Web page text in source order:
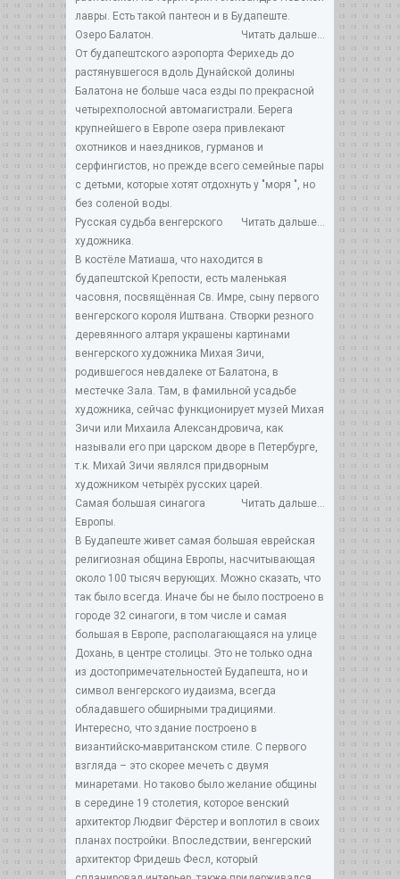
лавры. Есть такой пантеон и в Будапеште.
Читать дальше...
Озеро Балатон.
От будапештского аэропорта Ферихедь до
растянувшегося вдоль Дунайской долины
Балатона не больше часа езды по прекрасной
четырехполосной автомагистрали. Берега
крупнейшего в Европе озера привлекают
охотников и наездников, гурманов и
серфингистов, но прежде всего семейные пары
с детьми, которые хотят отдохнуть у "моря ", но
без соленой воды.
Читать дальше...
Русская судьба венгерского
художника.
В костёле Матиаша, что находится в
будапештской Крепости, есть маленькая
часовня, посвящённая Св. Имре, сыну первого
венгерского короля Иштвана. Створки резного
деревянного алтаря украшены картинами
венгерского художника Михая Зичи,
родившегося невдалеке от Балатона, в
местечке Зала. Там, в фамильной усадьбе
художника, сейчас функционирует музей Михая
Зичи или Михаила Александровича, как
называли его при царском дворе в Петербурге,
т.к. Михай Зичи являлся придворным
художником четырёх русских царей.
Читать дальше...
Самая большая синагога
Европы.
В Будапеште живет самая большая еврейская
религиозная община Европы, насчитывающая
около 100 тысяч верующих. Можно сказать, что
так было всегда. Иначе бы не было построено в
городе 32 синагоги, в том числе и самая
большая в Европе, располагающаяся на улице
Дохань, в центре столицы. Это не только одна
из достопримечательностей Будапешта, но и
символ венгерского иудаизма, всегда
обладавшего обширными традициями.
Интересно, что здание построено в
византийско-мавританском стиле. С первого
взгляда – это скорее мечеть с двумя
минаретами. Но таково было желание общины
в середине 19 столетия, которое венский
архитектор Людвиг Фёрстер и воплотил в своих
планах постройки. Впоследствии, венгерский
архитектор Фридешь Фесл, который